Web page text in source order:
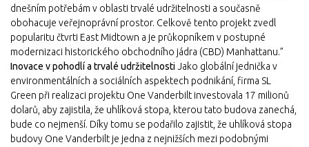
dnešním potřebám v oblasti trvalé udržitelnosti a současně
obohacuje veřejnoprávní prostor. Celkově tento projekt zvedl
popularitu čtvrti East Midtown a je průkopníkem v postupné
modernizaci historického obchodního jádra (CBD) Manhattanu.”
Inovace v pohodlí a trvalé udržitelnostiJako globální jednička v
environmentálních a sociálních aspektech podnikání, firma SL
Green při realizaci projektu One Vanderbilt investovala 17 milionů
dolarů, aby zajistila, že uhlíková stopa, kterou tato budova zanechá,
bude co nejmenší. Díky tomu se podařilo zajistit, že uhlíková stopa
budovy One Vanderbilt je jedna z nejnižších mezi podobnými